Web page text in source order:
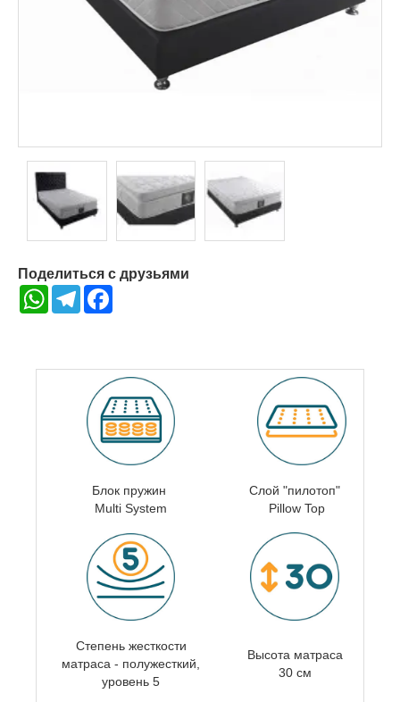
Поделиться с друзьями
WhatsAppTelegram
Блок пружин
Multi System
Слой "пилотоп"
Pillow Top
Степень жесткости
матраса - полужесткий,
уровень 5
Высота матраса
30 см